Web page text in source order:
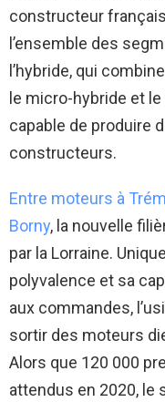
constructeur
l’ensemble des
l’hybride, qui
le micro-hybride et
capable de produire
constructeurs.
Entre moteurs à
Borny, la nouvelle
par la Lorraine.
polyvalence et sa
aux commandes,
sortir des moteurs
Alors que 120 000
attendus en 2020, le